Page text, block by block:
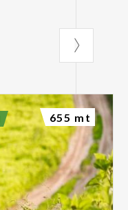
655 mt